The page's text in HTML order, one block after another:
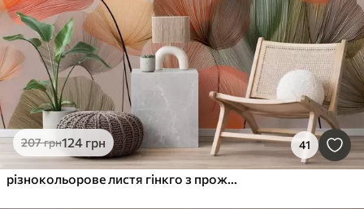
207грн124 грн 41
різнокольорове листя гінкго з прожилками